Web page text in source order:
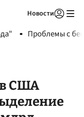
Новости
Проблемы с
в США